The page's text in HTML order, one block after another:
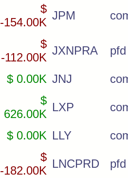
$
-154.00K
JPM
$
-112.00K
JXNPRA
pfd
$ 0.00K JNJ
$
626.00K
LXP
$ 0.00K LLY
$
-182.00K
LNCPRD
pfd